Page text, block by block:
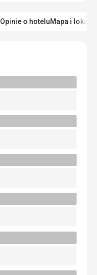
Opinie o hoteluMapa i